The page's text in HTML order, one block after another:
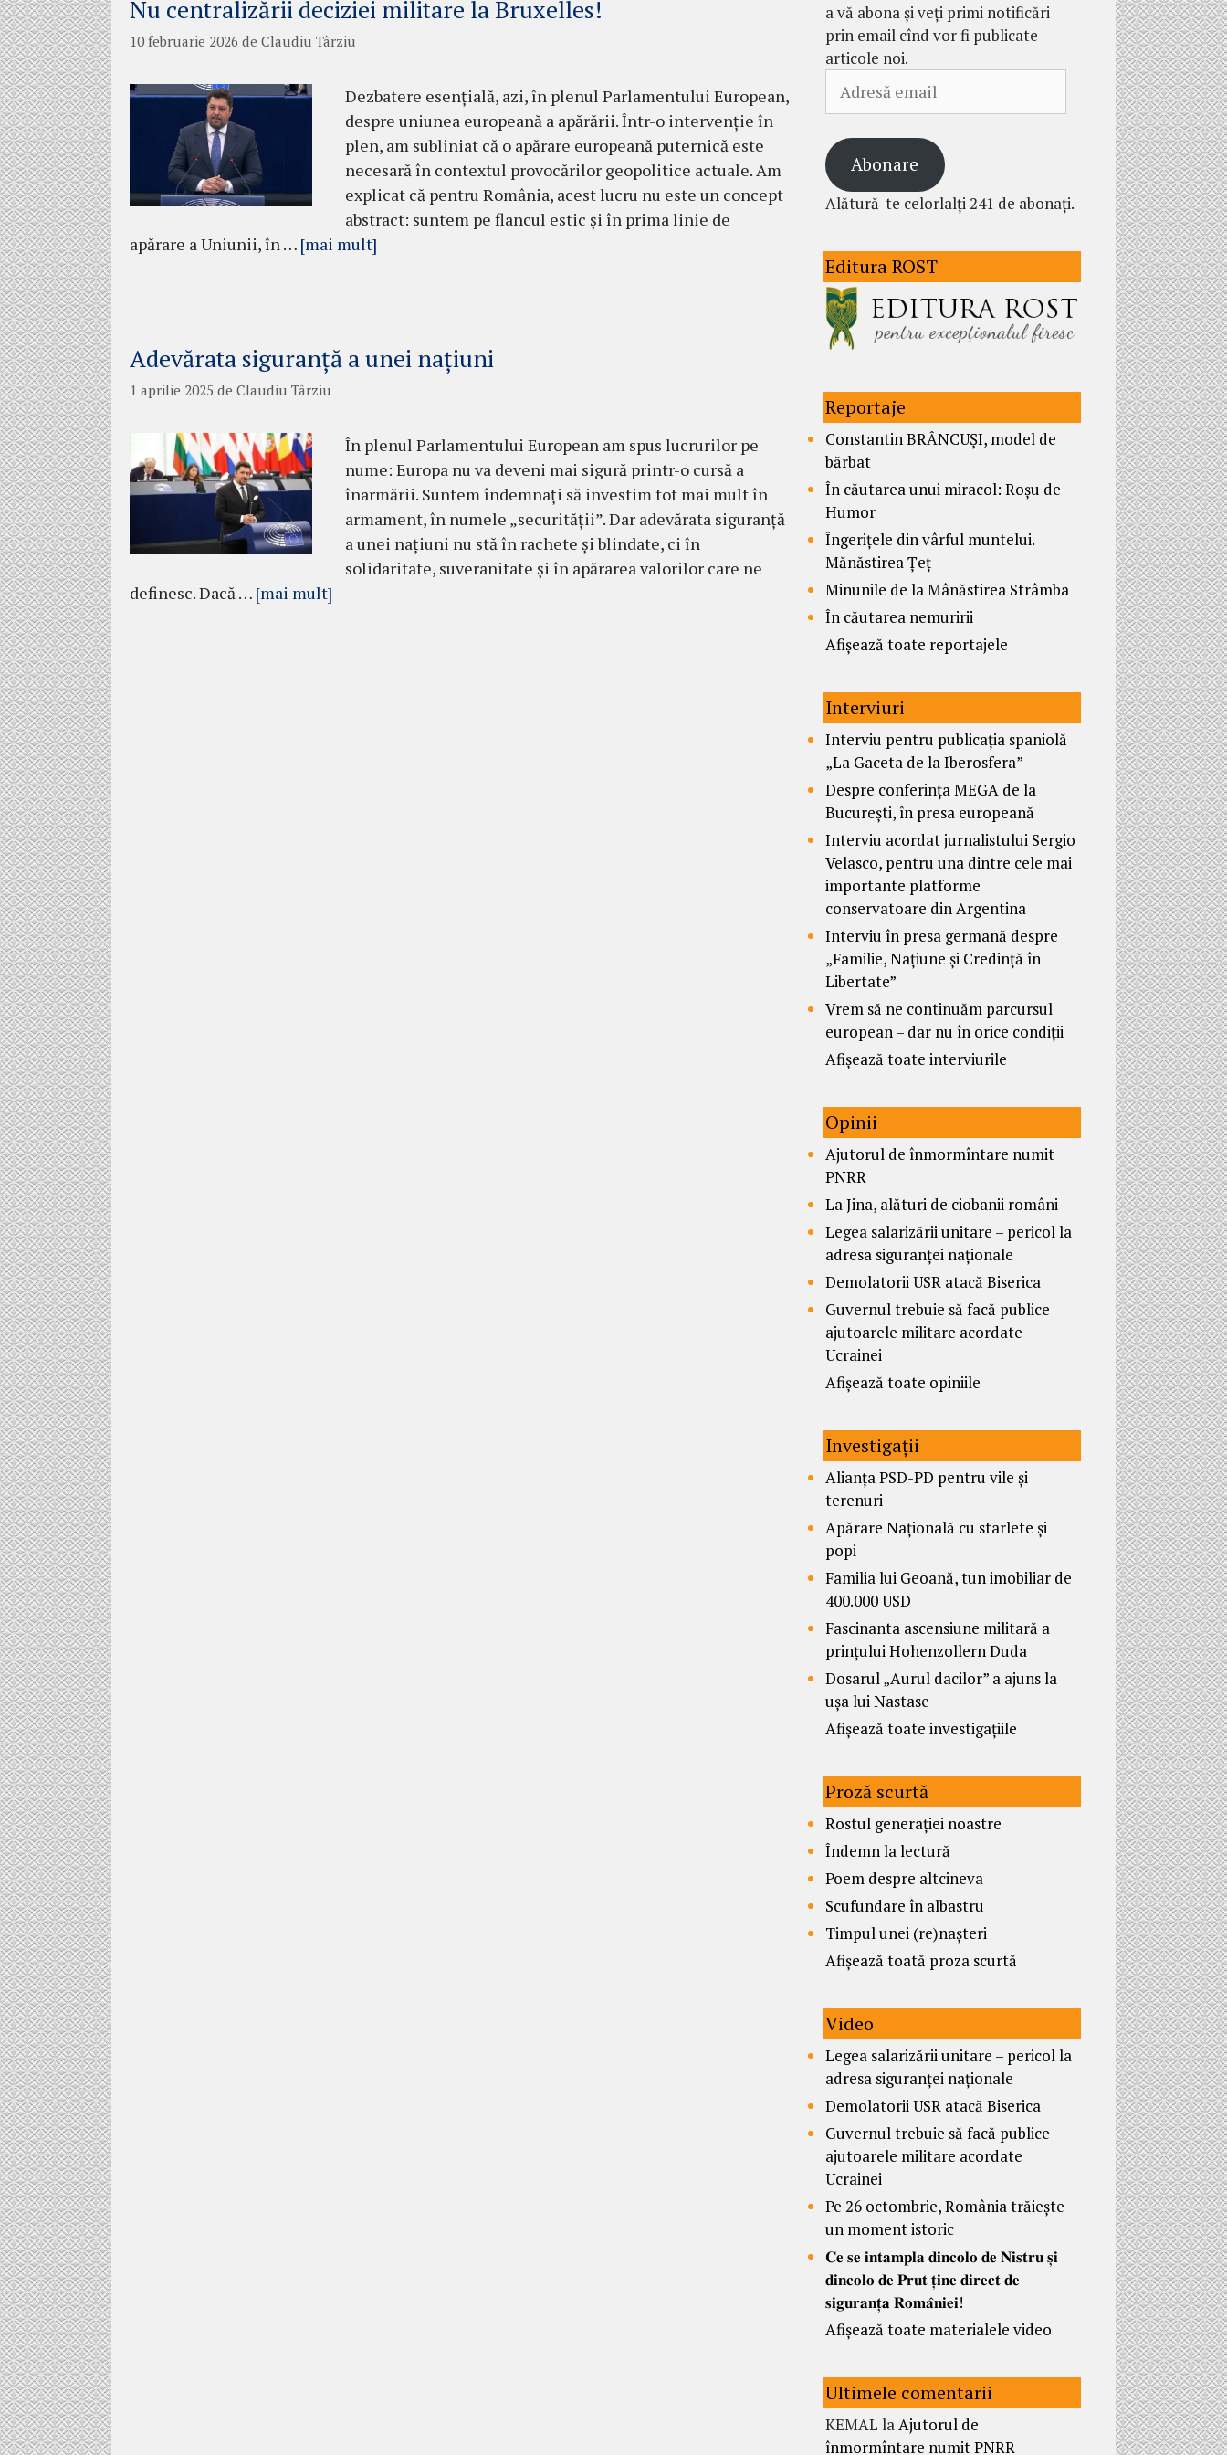
Nu centralizării deciziei militare la Bruxelles!
10 februarie 2026 de Claudiu Târziu
Dezbatere esențială, azi, în plenul Parlamentului European,
despre uniunea europeană a apărării. Într-o intervenție în
plen, am subliniat că o apărare europeană puternică este
necesară în contextul provocărilor geopolitice actuale. Am
explicat că pentru România, acest lucru nu este un concept
abstract: suntem pe flancul estic și în prima linie de
apărare a Uniunii, în … [mai mult]
Adevărata siguranță a unei națiuni
1 aprilie 2025 de Claudiu Târziu
În plenul Parlamentului European am spus lucrurilor pe
nume: Europa nu va deveni mai sigură printr-o cursă a
înarmării. Suntem îndemnați să investim tot mai mult în
armament, în numele „securității”. Dar adevărata siguranță
a unei națiuni nu stă în rachete și blindate, ci în
solidaritate, suveranitate și în apărarea valorilor care ne
definesc. Dacă … [mai mult]
a vă abona și veți primi notificări
prin email cînd vor fi publicate
articole noi.
email
Abonare
Alătură-te celorlalți 241 de abonați.
Editura ROST
Reportaje
Constantin BRÂNCUȘI, model de
bărbat
În căutarea unui miracol: Roșu de
Humor
Îngerițele din vârful muntelui.
Mănăstirea Țeț
Minunile de la Mânăstirea Strâmba
În căutarea nemuririi
Afișează toate reportajele
Interviuri
Interviu pentru publicația spaniolă
„La Gaceta de la Iberosfera”
Despre conferința MEGA de la
București, în presa europeană
Interviu acordat jurnalistului Sergio
Velasco, pentru una dintre cele mai
importante platforme
conservatoare din Argentina
Interviu în presa germană despre
„Familie, Națiune și Credință în
Libertate”
Vrem să ne continuăm parcursul
european – dar nu în orice condiții
Afișează toate interviurile
Opinii
Ajutorul de înmormîntare numit
PNRR
La Jina, alături de ciobanii români
Legea salarizării unitare – pericol la
adresa siguranței naționale
Demolatorii USR atacă Biserica
Guvernul trebuie să facă publice
ajutoarele militare acordate
Ucrainei
Afișează toate opiniile
Investigații
Alianța PSD-PD pentru vile și
terenuri
Apărare Națională cu starlete și
popi
Familia lui Geoană, tun imobiliar de
400.000 USD
Fascinanta ascensiune militară a
prințului Hohenzollern Duda
Dosarul „Aurul dacilor” a ajuns la
ușa lui Nastase
Afișează toate investigațiile
Proză scurtă
Rostul generației noastre
Îndemn la lectură
Poem despre altcineva
Scufundare în albastru
Timpul unei (re)nașteri
Afișează toată proza scurtă
Video
Legea salarizării unitare – pericol la
adresa siguranței naționale
Demolatorii USR atacă Biserica
Guvernul trebuie să facă publice
ajutoarele militare acordate
Ucrainei
Pe 26 octombrie, România trăiește
un moment istoric
𝐂𝐞 𝐬𝐞 𝐢𝐧𝐭𝐚𝐦𝐩𝐥𝐚 𝐝𝐢𝐧𝐜𝐨𝐥𝐨 𝐝𝐞 𝐍𝐢𝐬𝐭𝐫𝐮 𝐬̦𝐢
𝐝𝐢𝐧𝐜𝐨𝐥𝐨 𝐝𝐞 𝐏𝐫𝐮𝐭 𝐭̦𝐢𝐧𝐞 𝐝𝐢𝐫𝐞𝐜𝐭 𝐝𝐞
𝐬𝐢𝐠𝐮𝐫𝐚𝐧𝐭̦𝐚 𝐑𝐨𝐦𝐚̂𝐧𝐢𝐞𝐢!
Afișează toate materialele video
Ultimele comentarii
KEMAL laAjutorul de
înmormîntare numit PNRR